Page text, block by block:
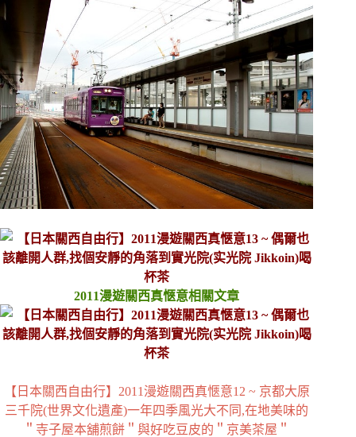
2011漫遊關西真愜意相關文章
【日本關西自由行】2011漫遊關西真愜意12 ~ 京都大原
三千院(世界文化遺產)一年四季風光大不同,在地美味的
＂寺子屋本舖煎餅＂與好吃豆皮的＂京美茶屋＂